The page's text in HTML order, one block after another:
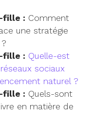
fille : Comment
une stratégie
fille : Quelle-est
sociaux
naturel ?
fille : Quels-sont
en matière de